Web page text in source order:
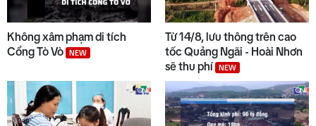
9
Chuyển động duyên hải tối 05/8
10
Bộ Y tế chấn chỉnh thu thêm
tiền khám BHYT
Không xâm phạm di tích
Cổng Tò Vò
NEW
Từ 14/8, lưu thông trên cao
tốc Quảng Ngãi - Hoài Nhơn
sẽ thu phí
NEW